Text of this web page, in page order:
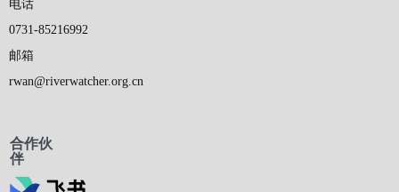
合作伙
伴
电话
0731-85216992
邮箱
rwan@riverwatcher.org.cn